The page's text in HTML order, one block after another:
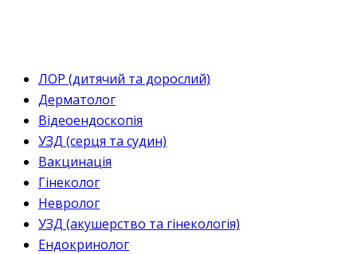
ЛОР (дитячий та дорослий)
Дерматолог
Відеоендоскопія
УЗД (серця та судин)
Вакцинація
Гінеколог
Невролог
УЗД (акушерство та гінекологія)
Ендокринолог